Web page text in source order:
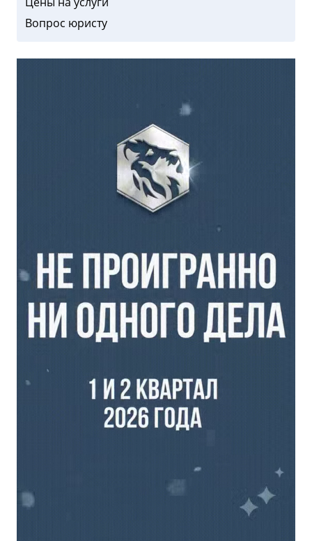
Вопрос юристу